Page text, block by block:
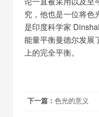
究，他也是一位将色
是印度科学家
能量平衡曼德尔发展
上的完全平衡。
下一篇： 色光的意义